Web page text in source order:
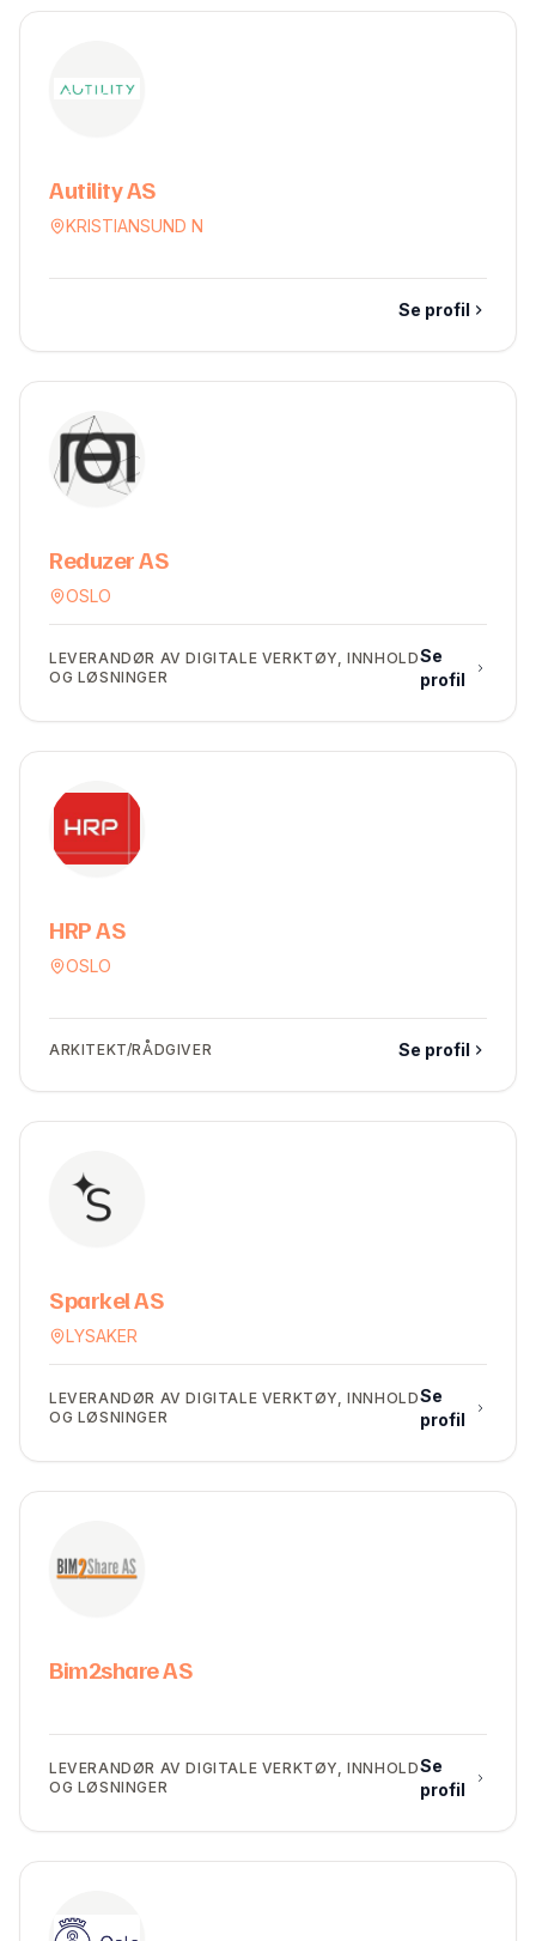
Autility AS
KRISTIANSUND N
Se profil
Reduzer AS
OSLO
LEVERANDØR AV DIGITALE VERKTØY, INNHOLD
OG LØSNINGER
Se
profil
HRP AS
OSLO
ARKITEKT/RÅDGIVER Se profil
Sparkel AS
LYSAKER
LEVERANDØR AV DIGITALE VERKTØY, INNHOLD
OG LØSNINGER
Se
profil
Bim2share AS
LEVERANDØR AV DIGITALE VERKTØY, INNHOLD
OG LØSNINGER
Se
profil